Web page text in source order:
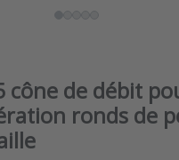
cône de débit
ronds de